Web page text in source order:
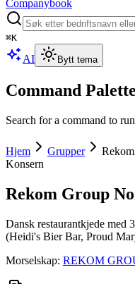
Companybook
⌘K
AI Bytt tema
Command Palette
Search for a command to
Hjem Grupper
Konsern
Rekom Group
Dansk restaurantkjede med
(Heidi's Bier Bar, Proud
Morselskap: REKOM